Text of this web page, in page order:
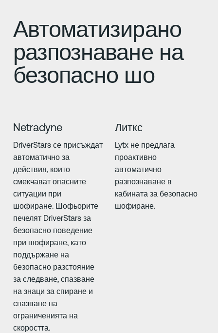
Автоматизирано
разпознаване на
безопасно шо
Netradyne
DriverStars се присъждат
автоматично за
действия, които
смекчават опасните
ситуации при
шофиране. Шофьорите
печелят DriverStars за
безопасно поведение
при шофиране, като
поддържане на
безопасно разстояние
за следване, спазване
на знаци за спиране и
спазване на
ограниченията на
скоростта.
Литкс
Lytx не предлага
проактивно
автоматично
разпознаване в
кабината за безопасно
шофиране.